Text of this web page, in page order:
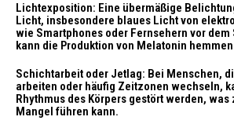
Lichtexposition: Eine übermäßige
Licht, insbesondere blaues Licht von
wie Smartphones oder Fernsehern vor
kann die Produktion von Melatonin
Schichtarbeit oder Jetlag: Bei Menschen,
arbeiten oder häufig Zeitzonen wechseln,
Rhythmus des Körpers gestört werden,
Mangel führen kann.